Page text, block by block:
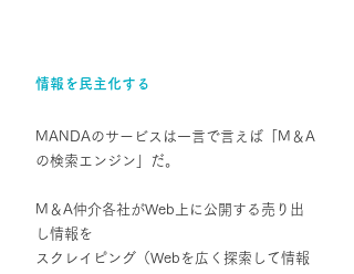
情報を民主化する
MANDAのサービスは一言で言えば「M＆A
の検索エンジン」だ。
M＆A仲介各社がWeb上に公開する売り出
し情報を
スクレイピング（Webを広く探索して情報